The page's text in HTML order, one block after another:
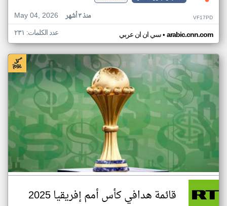
May 04, 2026
منذ ٣ أشهر VF17PD
سي ان ان عربي• arabic.cnn.com عدد الكلمات: ٢٣١
قائمة هدافي كأس أمم إفريقيا 2025